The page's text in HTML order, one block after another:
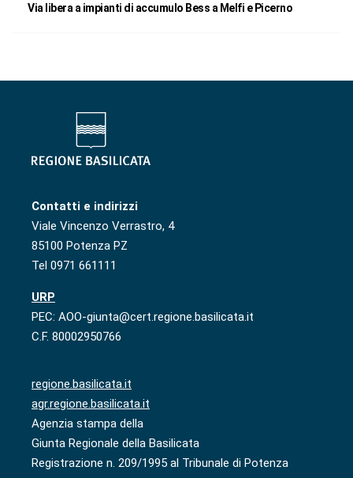
Via libera a impianti di accumulo Bess a Melfi e Picerno
Contatti e indirizzi
Viale Vincenzo Verrastro, 4
85100 Potenza PZ
Tel 0971 661111
URP
PEC: AOO-giunta@cert.regione.basilicata.it
C.F. 80002950766
regione.basilicata.it
agr.regione.basilicata.it
Agenzia stampa della
Giunta Regionale della Basilicata
Registrazione n. 209/1995 al Tribunale di Potenza